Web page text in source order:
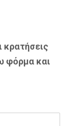
κρατήσεις
φόρμα και